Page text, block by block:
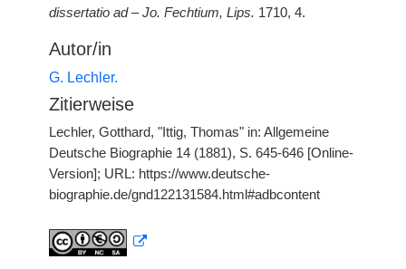
dissertatio ad – Jo. Fechtium, Lips. 1710, 4.
Autor/in
G. Lechler.
Zitierweise
Lechler, Gotthard, "Ittig, Thomas" in: Allgemeine
Deutsche Biographie 14 (1881), S. 645-646 [Online-
Version]; URL: https://www.deutsche-
biographie.de/gnd122131584.html#adbcontent